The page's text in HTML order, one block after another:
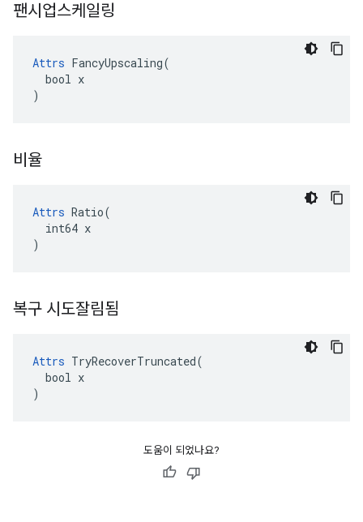
팬시업스케일링
Attrs FancyUpscaling(
  bool x
)
비율
Attrs Ratio(
  int64 x
)
복구 시도잘림됨
Attrs TryRecoverTruncated(
  bool x
)
도움이 되었나요?